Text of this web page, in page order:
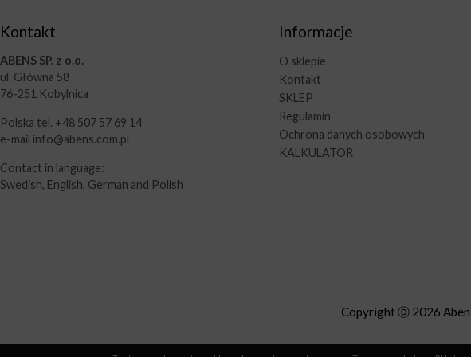
Kontakt
ABENS SP. z o.o.
ul. Główna 58
76-251 Kobylnica
Polska tel. +48 507 57 69 14
e-mail info@abens.com.pl
Contact in language:
Swedish, English, German and Polish
Informacje
O sklepie
Kontakt
SKLEP
Regulamin
Ochrona danych osobowych
KALKULATOR
Copyright ⓒ 2026